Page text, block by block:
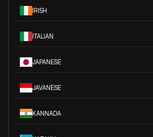
IRISH
ITALIAN
JAPANESE
JAVANESE
KANNADA